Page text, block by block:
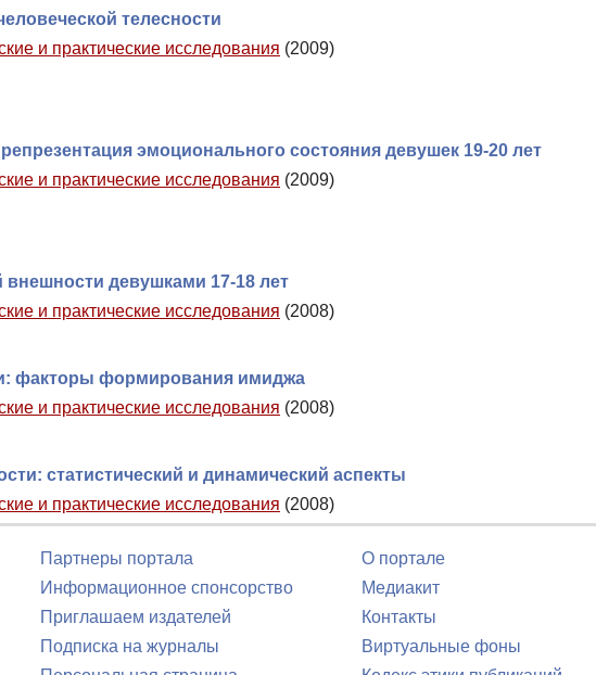
телесности
и практические исследования (2009)
эмоционального состояния девушек 19-20 лет
и практические исследования (2009)
внешности девушками 17-18 лет
и практические исследования (2008)
факторы формирования имиджа
и практические исследования (2008)
статистический и динамический аспекты
и практические исследования (2008)
Партнеры портала
Информационное спонсорство
Приглашаем издателей
Подписка на журналы
О портале
Медиакит
Контакты
Виртуальные фоны